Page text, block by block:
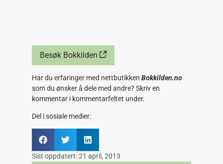
Besøk Bokkilden
Har du erfaringer med nettbutikken Bokkilden.no
som du ønsker å dele med andre? Skriv en
kommentar i kommentarfeltet under.
Del i sosiale medier:
Sist oppdatert:21 april, 2013